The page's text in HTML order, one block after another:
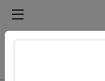
Rechercher